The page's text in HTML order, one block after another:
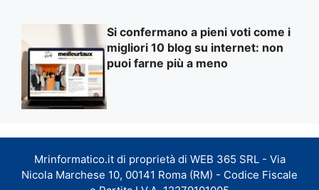
Si confermano a pieni voti come i
migliori 10 blog su internet: non
puoi farne più a meno
Mrinformatico.it di proprietà di WEB 365 SRL - Via
Nicola Marchese 10, 00141 Roma (RM) - Codice Fiscale